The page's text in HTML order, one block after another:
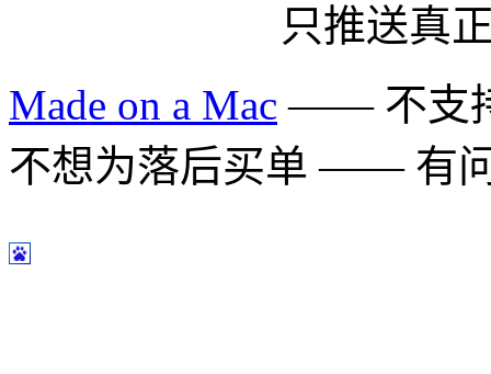
只推送真
Made on a Mac —— 不支
不想为落后买单 —— 有